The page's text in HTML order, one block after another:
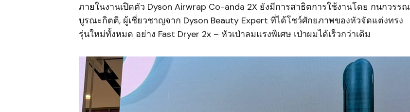
ภายในงานเปิดตัว Dyson Airwrap Co-anda 2X ยังมีการสาธิตการใช้งานโดย กนกวรรณ
บูรณะกิตติ, ผู้เชี่ยวชาญจาก Dyson Beauty Expert ที่ได้โชว์ศักยภาพของหัวจัดแต่งทรง
รุ่นใหม่ทั้งหมด อย่าง Fast Dryer 2x – หัวเป่าลมแรงพิเศษ เป่าผมได้เร็วกว่าเดิม